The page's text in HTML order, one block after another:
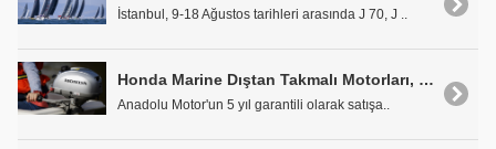
İstanbul, 9-18 Ağustos tarihleri arasında J 70, J ..
Honda Marine Dıştan Takmalı Motorları, Migros'da Satılıyor
Anadolu Motor'un 5 yıl garantili olarak satışa..